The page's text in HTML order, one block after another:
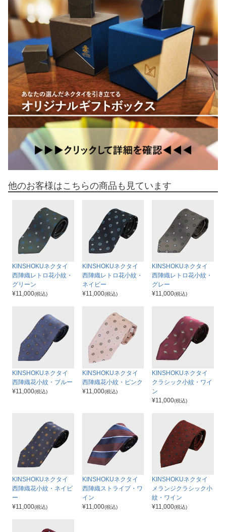
他のお客様はこちらの商品も見ています
KINSHOKUネクタイ
西陣織レトロ花小紋・
グリーン
¥11,000(税込)
KINSHOKUネクタイ
西陣織レトロ花小紋・
ネイビー
¥11,000(税込)
KINSHOKUネクタイ
西陣織レトロ花小紋・
グレー
¥11,000(税込)
KINSHOKUネクタイ
西陣織花小紋・ブルー
¥11,000(税込)
KINSHOKUネクタイ
西陣織花小紋・ピンク
¥11,000(税込)
KINSHOKUネクタイ
クラシック小紋・ワイ
ン
¥11,000(税込)
KINSHOKUネクタイ
西陣織花小紋・ネイビ
ー
¥11,000(税込)
KINSHOKUネクタイ
西陣織ストライプ・ワ
イン
¥11,000(税込)
KINSHOKUネクタイ
メランジクラシック小
紋・ワイン
¥11,000(税込)